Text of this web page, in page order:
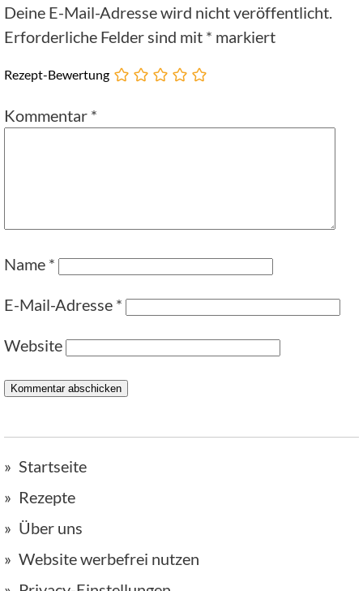
Deine E-Mail-Adresse wird nicht veröffentlicht.
Erforderliche Felder sind mit * markiert
Rezept-Bewertung
Kommentar *
Name *
E-Mail-Adresse *
Website
Startseite
Rezepte
Über uns
Website werbefrei nutzen